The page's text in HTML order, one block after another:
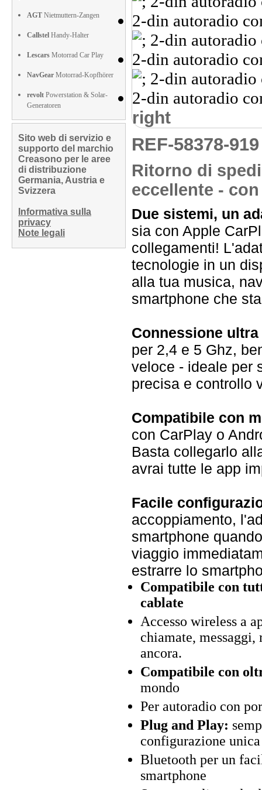
AGT Nietmuttern-Zangen
Callstel Handy-Halter
Lescars Motorrad Car Play
NavGear Motorrad-Kopfhörer
revolt Powerstation & Solar-
Generatoren
Sito web di servizio e
supporto del marchio
Creasono per le aree
di distribuzione
Germania, Austria e
Svizzera
Informativa sulla
privacy
Note legali
right
REF-58378-
Ritorno di
eccellente -
Due sistemi, un
sia con Apple
collegamenti!
tecnologie in un
alla tua musica,
smartphone che
Connessione
per 2,4 e 5 Ghz,
veloce - ideale per
precisa e controllo
Compatibile con
con CarPlay o
Basta collegarlo
avrai tutte le app
Facile
accoppiamento,
smartphone
viaggio
estrarre lo
Compatibile con
cablate
Accesso wireless a
chiamate,
ancora.
Compatibile con
mondo
Per autoradio con
Plug and Play:
configurazione unica
Bluetooth per un
smartphone